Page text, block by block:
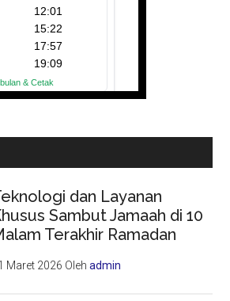
dan Layanan
Sambut Jamaah di 10
Terakhir Ramadan
Maret 2026 Olehadmin